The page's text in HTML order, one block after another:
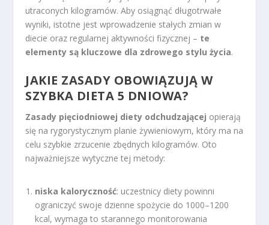
utraconych kilogramów. Aby osiągnąć długotrwałe
wyniki, istotne jest wprowadzenie stałych zmian w
diecie oraz regularnej aktywności fizycznej – te
elementy są kluczowe dla zdrowego stylu życia.
JAKIE ZASADY OBOWIĄZUJĄ W
SZYBKA DIETA 5 DNIOWA?
Zasady pięciodniowej diety odchudzającej opierają
się na rygorystycznym planie żywieniowym, który ma na
celu szybkie zrzucenie zbędnych kilogramów. Oto
najważniejsze wytyczne tej metody:
niska kaloryczność: uczestnicy diety powinni
ograniczyć swoje dzienne spożycie do 1000–1200
kcal, wymaga to starannego monitorowania